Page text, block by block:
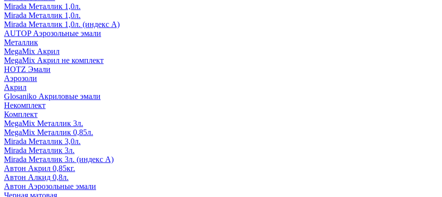
Mirada Металлик 1,0л.
Mirada Металлик 1,0л.
Mirada Металлик 1,0л. (индекс А)
AUTOP Аэрозольные эмали
Металлик
MegaMix Акрил
MegaMix Акрил не комплект
HOTZ Эмали
Аэрозоли
Акрил
Glosaniko Акриловые эмали
Некомплект
Комплект
MegaMix Металлик 3л.
MegaMix Металлик 0,85л.
Mirada Металлик 3,0л.
Mirada Металлик 3л.
Mirada Металлик 3л. (индекс А)
Автон Акрил 0,85кг.
Автон Алкид 0,8л.
Автон Аэрозольные эмали
Черная матовая